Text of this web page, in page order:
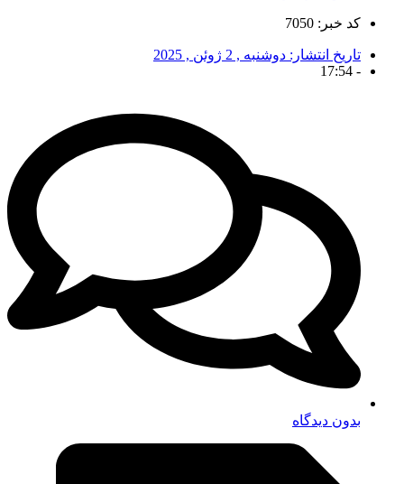
کد خبر: 7050
تاریخ انتشار: دوشنبه , 2 ژوئن , 2025
-
17:54
بدون دیدگاه